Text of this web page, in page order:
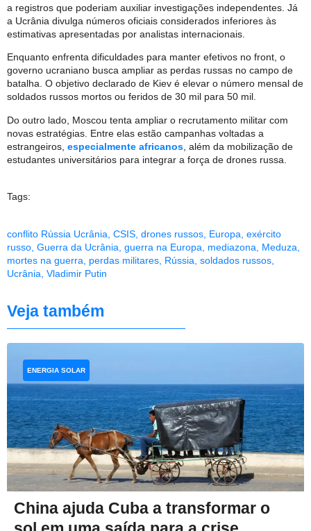
a registros que poderiam auxiliar investigações independentes. Já
a Ucrânia divulga números oficiais considerados inferiores às
estimativas apresentadas por analistas internacionais.
Enquanto enfrenta dificuldades para manter efetivos no front, o
governo ucraniano busca ampliar as perdas russas no campo de
batalha. O objetivo declarado de Kiev é elevar o número mensal de
soldados russos mortos ou feridos de 30 mil para 50 mil.
Do outro lado, Moscou tenta ampliar o recrutamento militar com
novas estratégias. Entre elas estão campanhas voltadas a
estrangeiros, especialmente africanos , além da mobilização de
estudantes universitários para integrar a força de drones russa.
Tags:
conflito Rússia Ucrânia CSIS drones russos Europa exército
russo Guerra da Ucrânia guerra na Europa mediazona Meduza
mortes na guerra
perdas militares Rússia soldados russos
Ucrânia Vladimir Putin
Veja também
China ajuda Cuba a transformar o
ENERGIA SOLAR